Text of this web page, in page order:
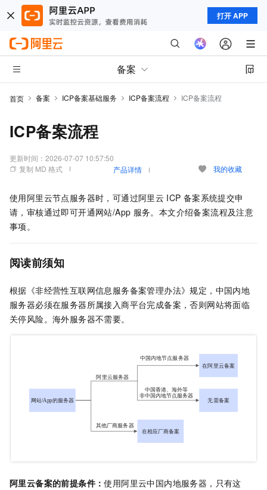
打开 APP
备案
首页 备案 ICP备案基础服务 ICP备案流程 ICP备案流程
ICP备案流程
更新时间： 2026-07-07 10:57:50
复制 MD 格式
产品详情 我的收藏
使用阿里云节点服务器时，可通过阿里云 ICP 备案系统提交申
请，审核通过即可开通网站/App 服务。本文介绍备案流程及注意
事项。
阅读前须知
根据《非经营性互联网信息服务备案管理办法》规定，中国内地
服务器必须在服务器所属接入商平台完成备案，否则网站将面临
关停风险。海外服务器不需要。
阿里云备案的前提条件：使用阿里云中国内地服务器，只有这